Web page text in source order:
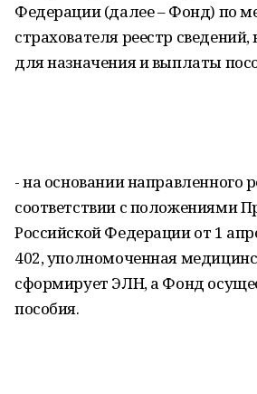
Федерации (далее – Фонд) по
страхователя реестр
для назначения и выплаты
- на основании направленного
соответствии с положениями
Российской Федерации от 1
402, уполномоченная
сформирует ЭЛН, а Фонд
пособия.